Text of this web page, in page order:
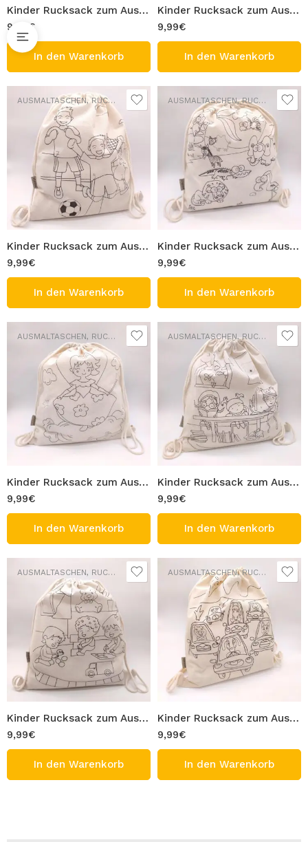
Kinder Rucksack zum Ausmalen 100% Baumwolle Waschbar Turnbeutel Modell Einhorn Figur Tasche 33×40 cm Ausmaltasche Beutel zum Ausmalen Bemalen
9,99 €
In den Warenkorb
Kinder Rucksack zum Ausmalen 100% Baumwolle Waschbar Turnbeutel Modell eleganter Vogel Figur Tasche 33×40 cm Ausmaltasche Beutel zum Ausmalen Bemalen
9,99€
In den Warenkorb
AUSMALTASCHEN,RUCKSÄCKE
Kinder Rucksack zum Ausmalen 100% Baumwolle Waschbar Turnbeutel Modell Fußball Figur Tasche 33×40 cm Ausmaltasche Beutel zum Ausmalen Bemalen
9,99€
In den Warenkorb
AUSMALTASCHEN,RUCKSÄCKE
Kinder Rucksack zum Ausmalen 100% Baumwolle Waschbar Turnbeutel Modell glückliche Tiere Figur Tasche 33×40 cm Ausmaltasche Beutel zum Ausmalen Bemalen
9,99€
In den Warenkorb
AUSMALTASCHEN, RUCKSÄCKE
Kinder Rucksack zum Ausmalen 100% Baumwolle Waschbar Turnbeutel Modell Prinzessin Figur Tasche 33×40 cm Ausmaltasche Beutel zum Ausmalen Bemalen
9,99€
In den Warenkorb
AUSMALTASCHEN,RUCKSÄCKE
Kinder Rucksack zum Ausmalen 100% Baumwolle Waschbar Turnbeutel Modell Ruhezeit Figur Tasche 33×40 cm Ausmaltasche Beutel zum Ausmalen Bemalen
9,99€
In den Warenkorb
AUSMALTASCHEN, RUCKSÄCKE
Kinder Rucksack zum Ausmalen 100% Baumwolle Waschbar Turnbeutel Modell Spielzimmer Figur Tasche 33×40 cm Ausmaltasche Beutel zum Ausmalen Bemalen
9,99€
In den Warenkorb
AUSMALTASCHEN,RUCKSÄCKE
Kinder Rucksack zum Ausmalen 100% Baumwolle Waschbar Turnbeutel Modell süße Fahrer Figur Tasche 33×40 cm Ausmaltasche Beutel zum Ausmalen Bemalen
9,99€
In den Warenkorb